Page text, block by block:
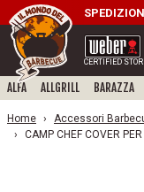
CERTIFIED
ALFA ALLGRILL BARAZZA
Home
Accessori
CAMP CHEF COVER